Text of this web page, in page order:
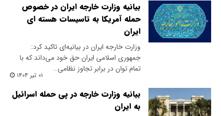
بیانیه وزارت خارجه ایران در خصوص
حمله آمریکا به تاسیسات هسته ای
ایران
وزارت خارجه ایران در بیانیه‌ای تاکید کرد:
جمهوری اسلامی ایران حق خود می‌داند که با
تمام توان در برابر تجاوز نظامی…
۰۱ تیر ۱۴۰۴
بیانیه وزارت خارجه در پی حمله اسرائیل
به ایران